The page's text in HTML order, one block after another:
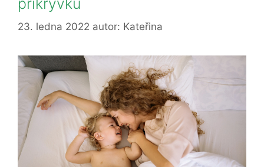
přikrývku
23. ledna 2022 autor: Kateřina